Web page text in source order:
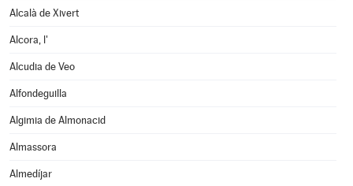
Alcalà de Xivert
Alcora, l'
Alcudia de Veo
Alfondeguilla
Algimia de Almonacid
Almassora
Almedíjar